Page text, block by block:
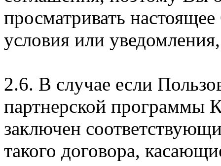
просматривать
условия или
2.6. В случае если
партнерской программы
заключен
такого договора,